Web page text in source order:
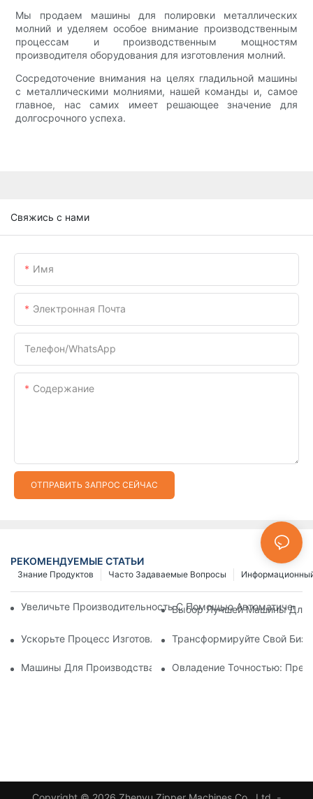
Мы продаем машины для полировки металлических
молний и уделяем особое внимание производственным
процессам и производственным мощностям
производителя оборудования для изготовления молний.
Сосредоточение внимания на целях гладильной машины
с металлическими молниями, нашей команды и, самое
главное, нас самих имеет решающее значение для
долгосрочного успеха.
Свяжись с нами
Имя
Электронная Почта
Телефон/WhatsApp
Содержание
ОТПРАВИТЬ ЗАПРОС СЕЙЧАС
РЕКОМЕНДУЕМЫЕ СТАТЬИ
Часто Задаваемые Вопросы
Знание Продуктов
Увеличьте Производительность С ПомощьюВыбор Лучшей Машины Для
Ускорьте Процесс Изготовления Застежек-Молний С
Трансформируйте Свой
Машины Для Производства Пластиковых Молний:
Овладение Точностью: